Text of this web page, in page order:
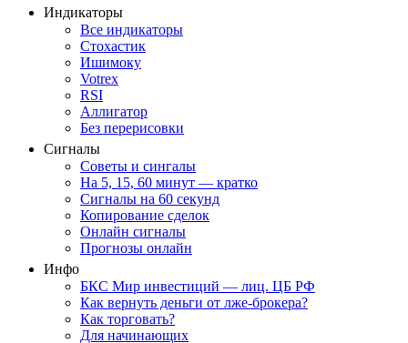
Индикаторы
Все индикаторы
Стохастик
Ишимоку
Votrex
RSI
Аллигатор
Без перерисовки
Сигналы
Советы и сингалы
На 5, 15, 60 минут — кратко
Сигналы на 60 секунд
Копирование сделок
Онлайн сигналы
Прогнозы онлайн
Инфо
БКС Мир инвестиций — лиц. ЦБ РФ
Как вернуть деньги от лже-брокера?
Как торговать?
Для начинающих